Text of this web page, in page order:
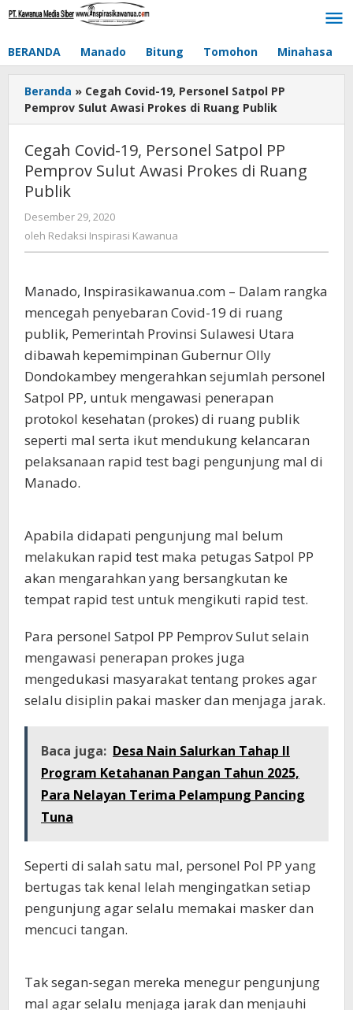
Lewati
BERANDA Manado Bitung Tomohon Minahasa
Beranda » Cegah Covid-19, Personel Satpol PP
Pemprov Sulut Awasi Prokes di Ruang Publik
Cegah Covid-19, Personel Satpol PP
Pemprov Sulut Awasi Prokes di Ruang
Publik
Desember 29, 2020
Redaksi
oleh Redaksi Inspirasi Kawanua
Manado, Inspirasikawanua.com – Dalam rangka
mencegah penyebaran Covid-19 di ruang
publik, Pemerintah Provinsi Sulawesi Utara
dibawah kepemimpinan Gubernur Olly
Dondokambey mengerahkan sejumlah personel
Satpol PP, untuk mengawasi penerapan
protokol kesehatan (prokes) di ruang publik
seperti mal serta ikut mendukung kelancaran
pelaksanaan rapid test bagi pengunjung mal di
Manado.
Apabila didapati pengunjung mal belum
melakukan rapid test maka petugas Satpol PP
akan mengarahkan yang bersangkutan ke
tempat rapid test untuk mengikuti rapid test.
Para personel Satpol PP Pemprov Sulut selain
mengawasi penerapan prokes juga
mengedukasi masyarakat tentang prokes agar
selalu disiplin pakai masker dan menjaga jarak.
Baca juga: Desa Nain Salurkan Tahap II
Program Ketahanan Pangan Tahun 2025,
Para Nelayan Terima Pelampung Pancing
Tuna
Seperti di salah satu mal, personel Pol PP yang
bertugas tak kenal lelah mengingatkan setiap
pengunjung agar selalu memakai masker dan
mencuci tangan.
Tak segan-segan mereka menegur pengunjung
mal agar selalu menjaga jarak dan menjauhi